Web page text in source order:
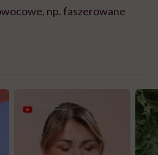
np. faszerowane